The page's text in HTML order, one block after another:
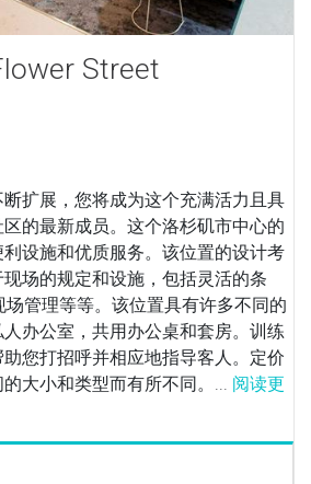
Street
扩展，您将成为这个充满活力且具
的最新成员。这个洛杉矶市中心的
设施和优质服务。该位置的设计考
场的规定和设施，包括灵活的条
管理等等。该位置具有许多不同的
办公室，共用办公桌和套房。训练
您打招呼并相应地指导客人。定价
大小和类型而有所不同。... 阅读更